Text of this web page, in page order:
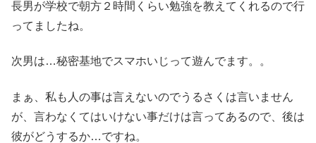
長男が学校で朝方２時間くらい勉強を教えてくれるので行
ってましたね。
次男は…秘密基地でスマホいじって遊んでます。。
まぁ、私も人の事は言えないのでうるさくは言いません
が、言わなくてはいけない事だけは言ってあるので、後は
彼がどうするか…ですね。